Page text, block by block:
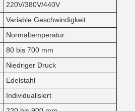
220V/380V/440V
Variable Geschwindigkeit
Normaltemperatur
80 bis 700 mm
Niedriger Druck
Edelstahl
Individualisiert